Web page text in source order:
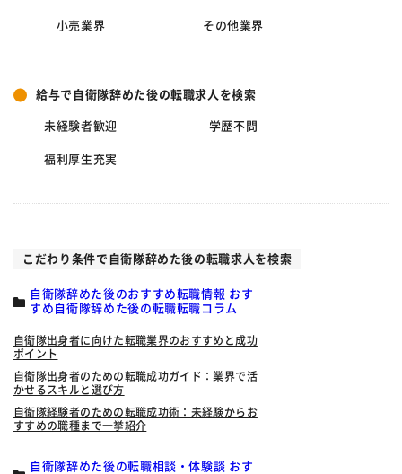
小売業界 その他業界
給与で自衛隊辞めた後の転職求人を検索
未経験者歓迎 学歴不問
福利厚生充実
こだわり条件で自衛隊辞めた後の転職求人を検索
自衛隊辞めた後のおすすめ転職情報 おす
すめ自衛隊辞めた後の転職転職コラム
自衛隊出身者に向けた転職業界のおすすめと成功
ポイント
自衛隊出身者のための転職成功ガイド：業界で活
かせるスキルと選び方
自衛隊経験者のための転職成功術：未経験からお
すすめの職種まで一挙紹介
自衛隊辞めた後の転職相談・体験談 おす